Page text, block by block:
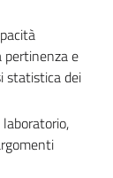
pertinenza e
statistica dei